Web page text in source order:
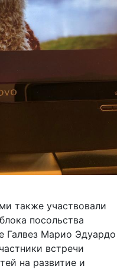
также участвовали
посольства
Галвез Марио Эдуардо
встречи
на развитие и